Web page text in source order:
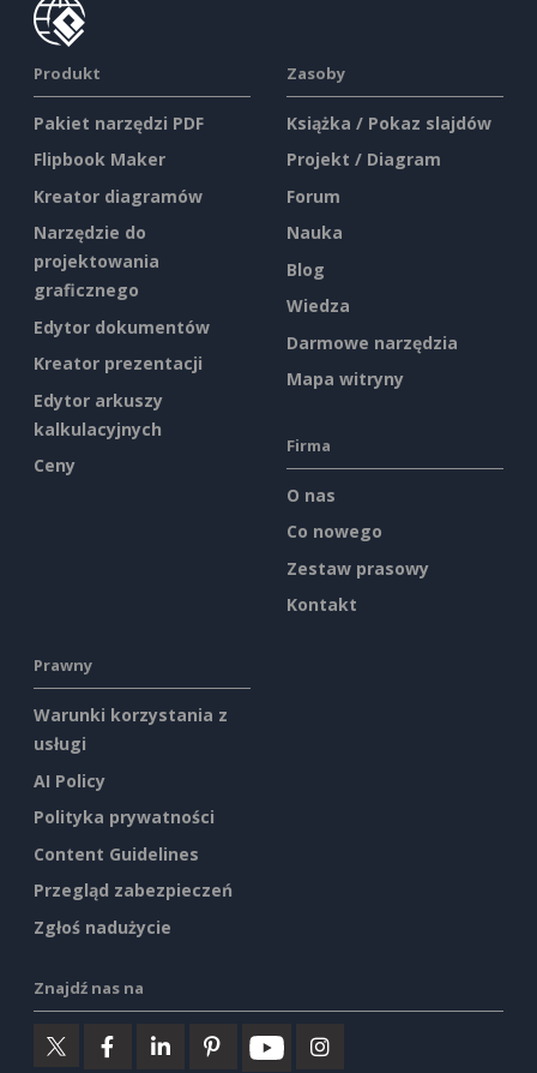
Produkt
Pakiet narzędzi PDF
Flipbook Maker
Kreator diagramów
Narzędzie do
projektowania
graficznego
Edytor dokumentów
Kreator prezentacji
Edytor arkuszy
kalkulacyjnych
Ceny
Zasoby
Książka / Pokaz slajdów
Projekt / Diagram
Forum
Nauka
Blog
Wiedza
Darmowe narzędzia
Mapa witryny
Firma
O nas
Co nowego
Zestaw prasowy
Kontakt
Prawny
Warunki korzystania z
usługi
AI Policy
Polityka prywatności
Content Guidelines
Przegląd zabezpieczeń
Zgłoś nadużycie
Znajdź nas na